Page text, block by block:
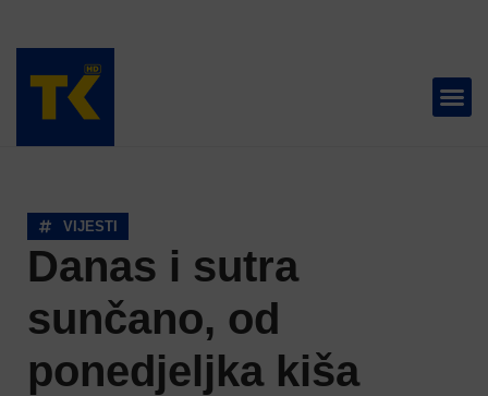
VIJESTI
Danas i sutra
sunčano, od
ponedjeljka kiša